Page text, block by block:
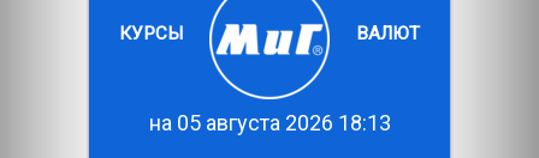
КУРСЫ ВАЛЮТ
на 05 августа 2026 18:13